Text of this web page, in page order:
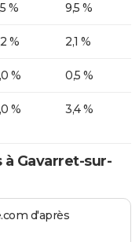
% 9,5 %
% 2,1 %
% 0,5 %
% 3,4 %
Gavarret-sur-
d'après